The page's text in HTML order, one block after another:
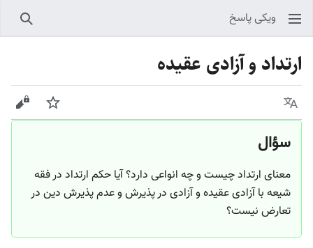
ویکی پاسخ
ارتداد و آزادی عقیده
زبان پیگیری
سؤال
معنای ارتداد چیست و چه انواعی دارد؟ آیا حکم ارتداد در فقه
شیعه با آزادی عقیده و آزادی در پذیرش و عدم پذیرش دین در
تعارض نیست؟